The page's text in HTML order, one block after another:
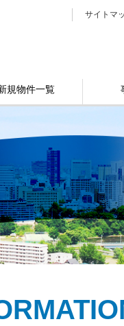
サイトマ
規物件一覧